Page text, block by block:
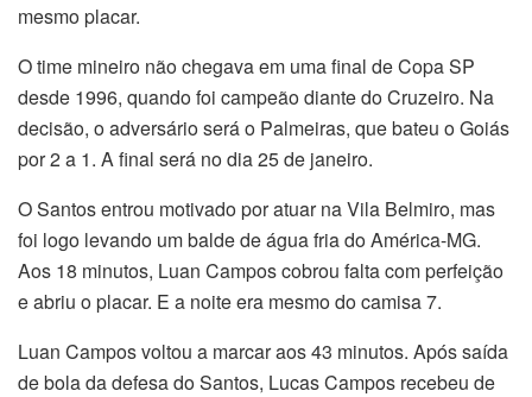
mesmo placar.
O time mineiro não chegava em uma final de Copa SP
desde 1996, quando foi campeão diante do Cruzeiro. Na
decisão, o adversário será o Palmeiras, que bateu o Goiás
por 2 a 1. A final será no dia 25 de janeiro.
O Santos entrou motivado por atuar na Vila Belmiro, mas
foi logo levando um balde de água fria do América-MG.
Aos 18 minutos, Luan Campos cobrou falta com perfeição
e abriu o placar. E a noite era mesmo do camisa 7.
Luan Campos voltou a marcar aos 43 minutos. Após saída
de bola da defesa do Santos, Lucas Campos recebeu de